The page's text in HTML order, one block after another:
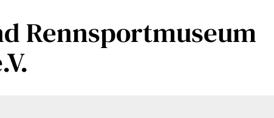
Rennsportmuseum